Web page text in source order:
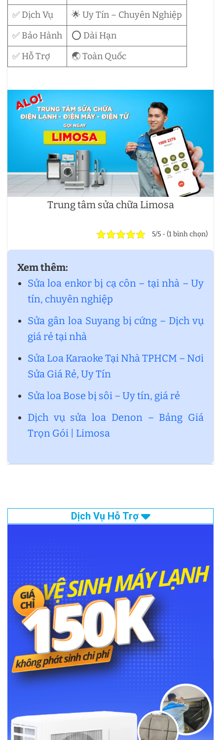
✅ Dịch Vụ
🌟 Uy Tín – Chuyên Nghiệp
✅ Bảo Hành
⭕ Dài Hạn
✅ Hỗ Trợ
🌏 Toàn Quốc
Trung tâm sửa chữa Limosa
5/5 - (1 bình chọn)
Xem thêm:
Sửa loa enkor bị cạ côn – tại nhà – Uy
tín, chuyên nghiệp
Sửa gân loa Suyang bị cứng – Dịch vụ
giá rẻ tại nhà
Sửa Loa Karaoke Tại Nhà TPHCM – Nơi
Sửa Giá Rẻ, Uy Tín
Sửa loa Bose bị sôi – Uy tín, giá rẻ
Dịch vụ sửa loa Denon – Bảng Giá
Trọn Gói | Limosa
Dịch Vụ Hỗ Trợ